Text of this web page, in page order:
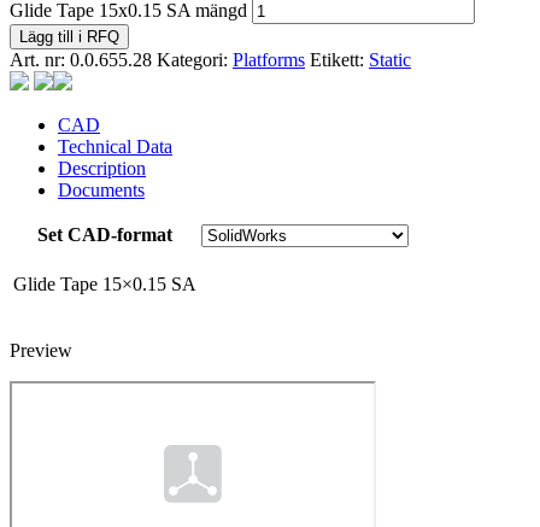
Glide Tape 15x0.15 SA mängd
Lägg till i RFQ
Art. nr: 0.0.655.28 Kategori: Platforms Etikett: Static
CAD
Technical Data
Description
Documents
Set CAD-format
Glide Tape 15×0.15 SA
Preview